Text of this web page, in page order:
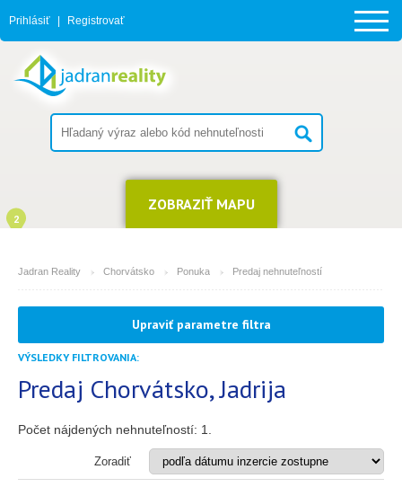
2
Prihlásiť Registrovať
ZOBRAZIŤ MAPU
Jadran Reality Chorvátsko Ponuka Predaj nehnuteľností
MESTO
(môžete vybrať viacej položiek)
Apartmán
Dom
Dom s apartmánmi
Investičný projekt
Upraviť parametre filtra
VÝSLEDKY FILTROVANIA:
Predaj Chorvátsko, Jadrija
Počet nájdených nehnuteľností: 1
Zoradiť